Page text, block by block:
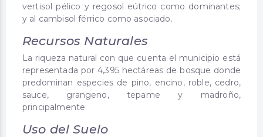
vertisol pélico y regosol eútrico como dominantes;
y al cambisol férrico como asociado.
Recursos Naturales
La riqueza natural con que cuenta el municipio está
representada por 4,395 hectáreas de bosque donde
predominan especies de pino, encino, roble, cedro,
sauce, grangeno, tepame y madroño,
principalmente.
Uso del Suelo